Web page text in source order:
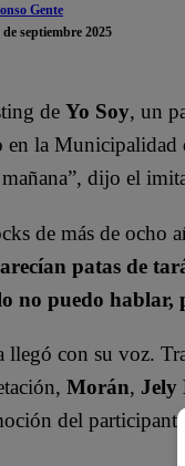
Gente
de septiembre 2025
de Yo Soy, un
la Municipalidad
dijo el
de más de ocho
patas de
no puedo
llegó con su voz.
Morán, Jely
del participante.